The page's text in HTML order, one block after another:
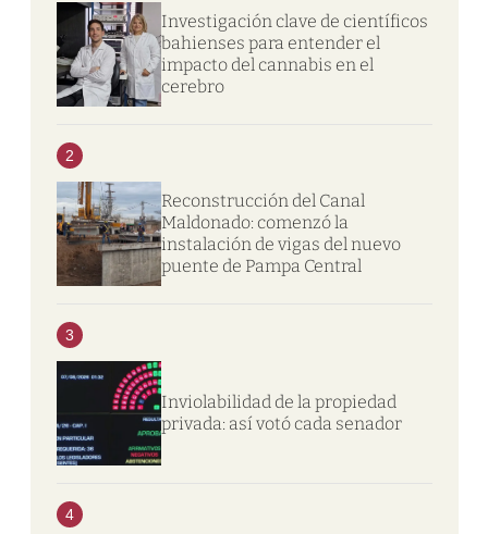
Investigación clave de científicos
bahienses para entender el
impacto del cannabis en el
cerebro
2
Reconstrucción del Canal
Maldonado: comenzó la
instalación de vigas del nuevo
puente de Pampa Central
3
Inviolabilidad de la propiedad
privada: así votó cada senador
4